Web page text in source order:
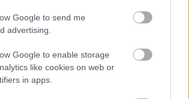
Google to send me
advertising.
Google to enable storage
like cookies on web or
in apps.
είναι η βιετναμέζικη εκδοχή
ταβέρνας. Τρεις γενιές μιας
παραδοσιακές συνταγές της
θα τις έτρωγες καλεσμένος/η